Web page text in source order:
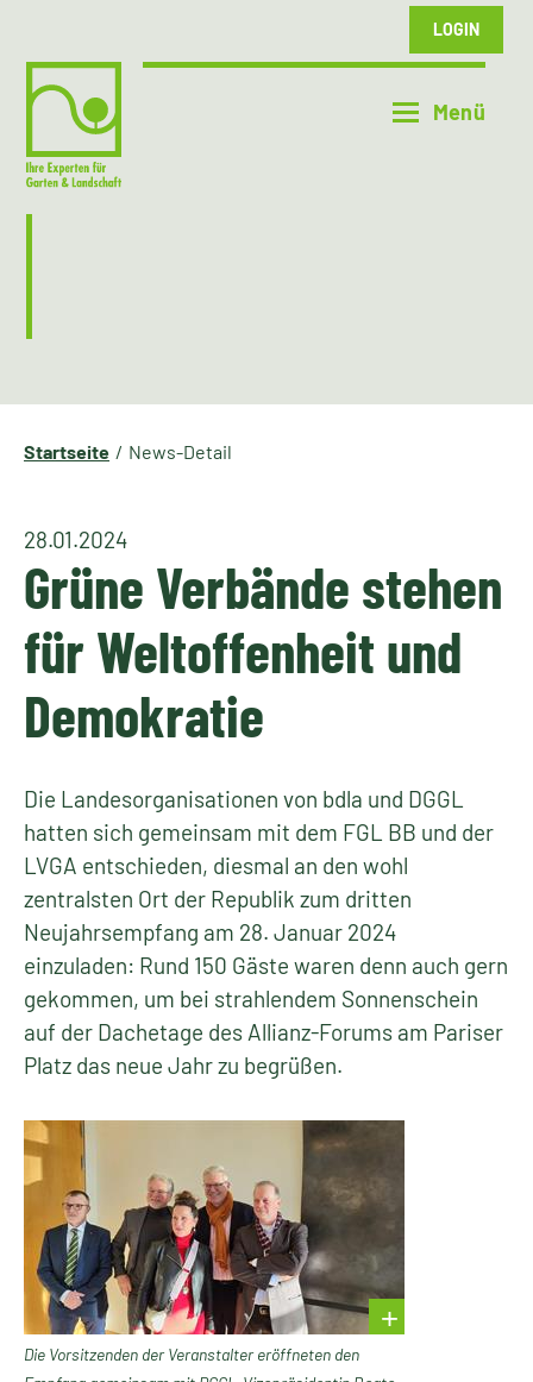
LOGIN
Startseite News-Detail
28.01.2024
Grüne Verbände stehen
für Weltoffenheit und
Demokratie
Die Landesorganisationen von bdla und DGGL
hatten sich gemeinsam mit dem FGL BB und der
LVGA entschieden, diesmal an den wohl
zentralsten Ort der Republik zum dritten
Neujahrsempfang am 28. Januar 2024
einzuladen: Rund 150 Gäste waren denn auch gern
gekommen, um bei strahlendem Sonnenschein
auf der Dachetage des Allianz-Forums am Pariser
Platz das neue Jahr zu begrüßen.
Die Vorsitzenden der Veranstalter eröffneten den